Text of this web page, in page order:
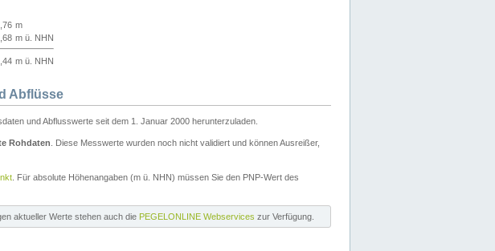
m
m ü. NHN
m ü. NHN
Abflüsse
und Abflusswerte seit dem 1. Januar 2000 herunterzuladen.
Rohdaten . Diese Messwerte wurden noch nicht validiert und können Ausreißer,
. Für absolute Höhenangaben (m ü. NHN) müssen Sie den PNP-Wert des
aktueller Werte stehen auch die PEGELONLINE Webservices zur Verfügung.